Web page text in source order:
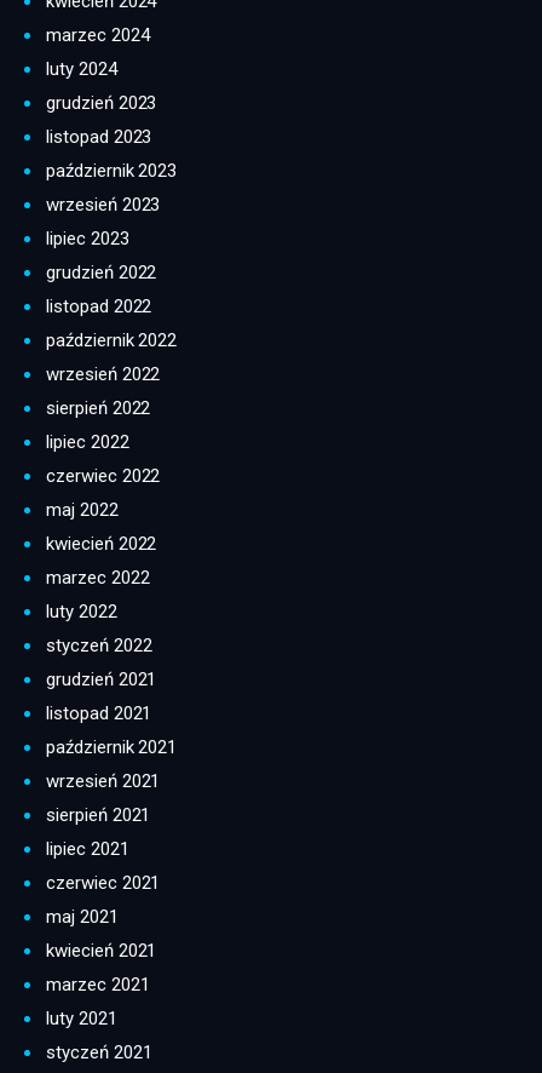
marzec 2024
luty 2024
grudzień 2023
listopad 2023
październik 2023
wrzesień 2023
lipiec 2023
grudzień 2022
listopad 2022
październik 2022
wrzesień 2022
sierpień 2022
lipiec 2022
czerwiec 2022
maj 2022
kwiecień 2022
marzec 2022
luty 2022
styczeń 2022
grudzień 2021
listopad 2021
październik 2021
wrzesień 2021
sierpień 2021
lipiec 2021
czerwiec 2021
maj 2021
kwiecień 2021
marzec 2021
luty 2021
styczeń 2021